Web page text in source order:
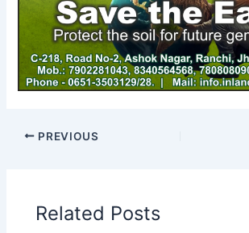
PREVIOUS
Related Posts